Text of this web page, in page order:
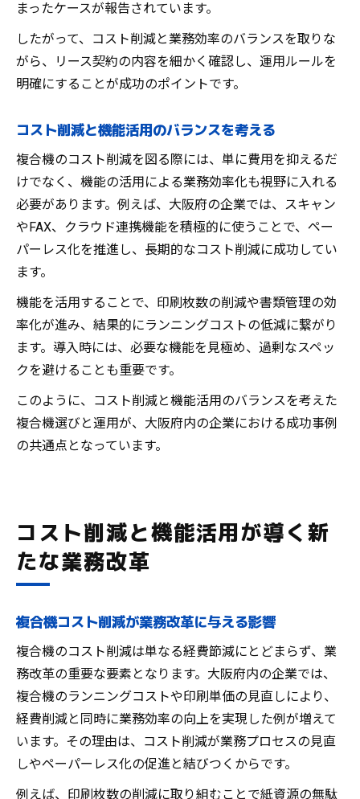
まったケースが報告されています。
したがって、コスト削減と業務効率のバランスを取りな
がら、リース契約の内容を細かく確認し、運用ルールを
明確にすることが成功のポイントです。
コスト削減と機能活用のバランスを考える
複合機のコスト削減を図る際には、単に費用を抑えるだ
けでなく、機能の活用による業務効率化も視野に入れる
必要があります。例えば、大阪府の企業では、スキャン
やFAX、クラウド連携機能を積極的に使うことで、ペー
パーレス化を推進し、長期的なコスト削減に成功してい
ます。
機能を活用することで、印刷枚数の削減や書類管理の効
率化が進み、結果的にランニングコストの低減に繋がり
ます。導入時には、必要な機能を見極め、過剰なスペッ
クを避けることも重要です。
このように、コスト削減と機能活用のバランスを考えた
複合機選びと運用が、大阪府内の企業における成功事例
の共通点となっています。
コスト削減と機能活用が導く新
たな業務改革
複合機コスト削減が業務改革に与える影響
複合機のコスト削減は単なる経費節減にとどまらず、業
務改革の重要な要素となります。大阪府内の企業では、
複合機のランニングコストや印刷単価の見直しにより、
経費削減と同時に業務効率の向上を実現した例が増えて
います。その理由は、コスト削減が業務プロセスの見直
しやペーパーレス化の促進と結びつくからです。
例えば、印刷枚数の削減に取り組むことで紙資源の無駄